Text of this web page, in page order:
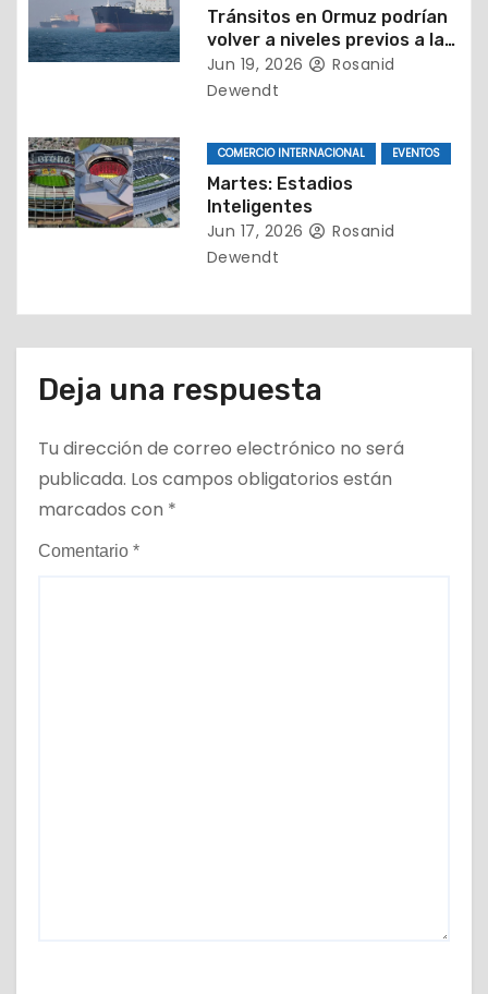
r
a
s
Tránsitos en Ormuz podrían
volver a niveles previos a la
guerra solo en un par de
meses
Jun 19, 2026
Rosanid
Dewendt
COMERCIO INTERNACIONAL EVENTOS
Martes: Estadios
Inteligentes
Jun 17, 2026
Rosanid
Dewendt
Deja una respuesta
Tu dirección de correo electrónico no será
publicada. Los campos obligatorios están
marcados con *
Comentario *